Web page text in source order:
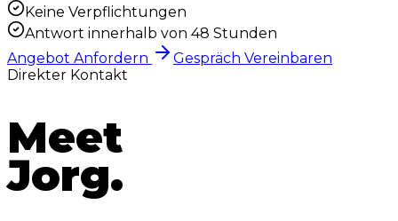
Keine Verpflichtungen
Antwort innerhalb von 48 Stunden
Angebot Anfordern
Gespräch Vereinbaren
Direkter Kontakt
Meet
Jorg.